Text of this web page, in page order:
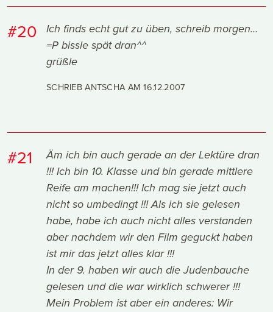
#20
Ich finds echt gut zu üben, schreib morgen…
=P bissle spät dran^^
grüßle
SCHRIEB ANTSCHA AM16.12.2007
#21
Äm ich bin auch gerade an der Lektüre dran
!!! Ich bin 10. Klasse und bin gerade mittlere
Reife am machen!!! Ich mag sie jetzt auch
nicht so umbedingt !!! Als ich sie gelesen
habe, habe ich auch nicht alles verstanden
aber nachdem wir den Film geguckt haben
ist mir das jetzt alles klar !!!
In der 9. haben wir auch die Judenbauche
gelesen und die war wirklich schwerer !!!
Mein Problem ist aber ein anderes: Wir